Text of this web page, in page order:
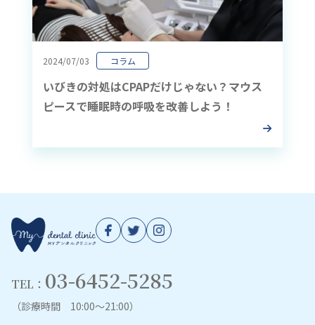
2024/07/03 コラム
いびきの対処はCPAPだけじゃない？マウス
ピースで睡眠時の呼吸を改善しよう！
TEL： 03-6452-5285
（診療時間 10:00～21:00）